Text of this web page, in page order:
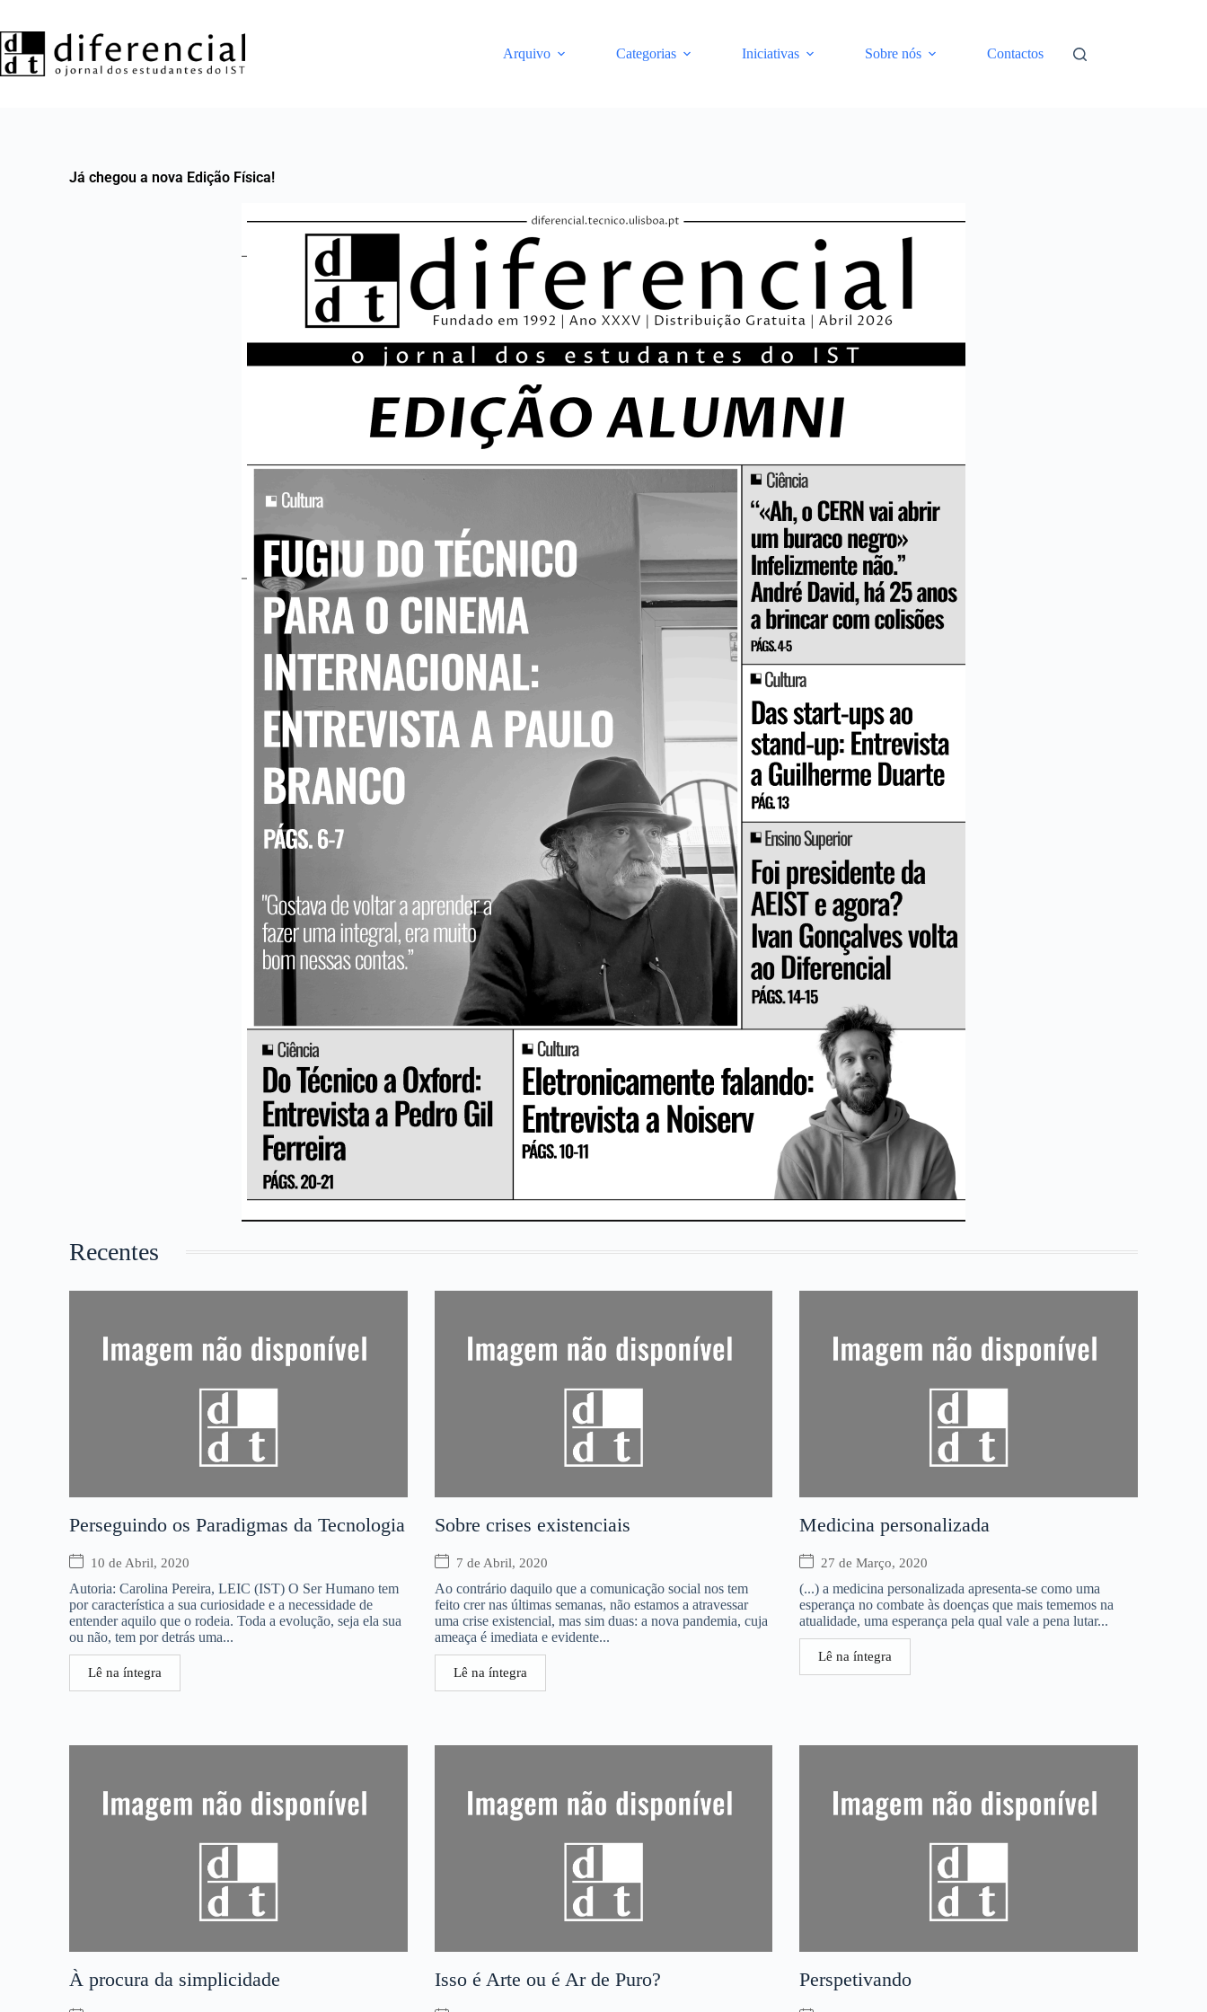
Arquivo Categorias Iniciativas Sobre nós Contactos
Já chegou a nova Edição Física!
Recentes
Perseguindo os Paradigmas da Tecnologia
10 de Abril, 2020
Autoria: Carolina Pereira, LEIC (IST) O Ser Humano tem
por característica a sua curiosidade e a necessidade de
entender aquilo que o rodeia. Toda a evolução, seja ela sua
ou não, tem por detrás uma...
Lê na íntegra
Sobre crises existenciais
7 de Abril, 2020
Ao contrário daquilo que a comunicação social nos tem
feito crer nas últimas semanas, não estamos a atravessar
uma crise existencial, mas sim duas: a nova pandemia, cuja
ameaça é imediata e evidente...
Lê na íntegra
Medicina personalizada
27 de Março, 2020
(...) a medicina personalizada apresenta-se como uma
esperança no combate às doenças que mais tememos na
atualidade, uma esperança pela qual vale a pena lutar...
Lê na íntegra
À procura da simplicidade Isso é Arte ou é Ar de Puro? Perspetivando